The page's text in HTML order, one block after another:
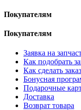
Покупателям
Покупателям
Заявка на
Как подобрать
Как сделать заказ
Бонусная
Подарочные
Доставка
Возврат товара